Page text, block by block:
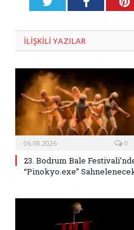
ILIŞKILI YAZILAR
06.08.2026 0
23. Bodrum Bale
“Pinokyo.exe”